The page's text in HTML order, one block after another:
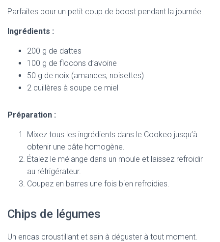
Parfaites pour un petit coup de boost pendant la journée.
Ingrédients :
200 g de dattes
100 g de flocons d’avoine
50 g de noix (amandes, noisettes)
2 cuillères à soupe de miel
Préparation :
Mixez tous les ingrédients dans le Cookeo jusqu’à
obtenir une pâte homogène.
Étalez le mélange dans un moule et laissez refroidir
au réfrigérateur.
Coupez en barres une fois bien refroidies.
Chips de légumes
Un encas croustillant et sain à déguster à tout moment.